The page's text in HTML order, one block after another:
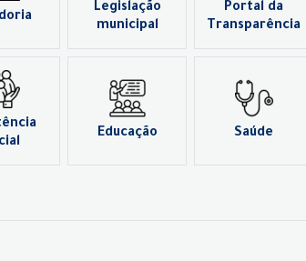
Legislação
municipal
Portal da
Transparência
Educação Saúde